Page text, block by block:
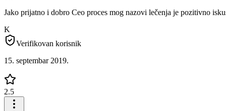
Jako prijatno i dobro Ceo proces mog nazovi lečenja je pozitivno
K
Verifikovan korisnik
15. septembar 2019.
2.5